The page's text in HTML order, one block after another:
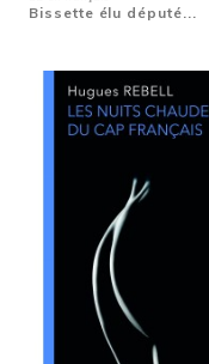
Bissette élu député...